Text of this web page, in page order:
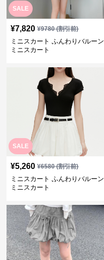
SALE
¥7,820 ¥9780(割引前)
ミニスカート ふんわりバルーン
ミニスカート
SALE
¥5,260 ¥6580(割引前)
ミニスカート ふんわりバルーン
ミニスカート